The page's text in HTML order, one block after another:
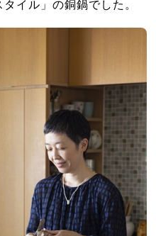
イル」の銅鍋でした。